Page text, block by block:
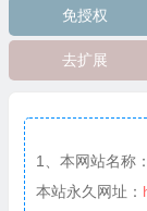
免授权
去扩展
1、本网站名称：
本站永久网址：